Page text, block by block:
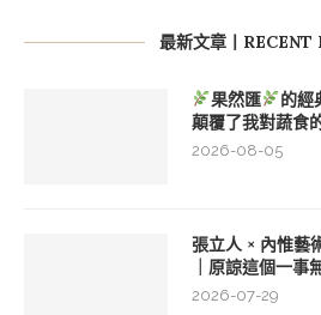
最新文章丨RECENT
果然匯
的經
顛覆了我對蔬食
2026-08-05
張立人 × 內惟藝
｜原諒這個一事
2026-07-29